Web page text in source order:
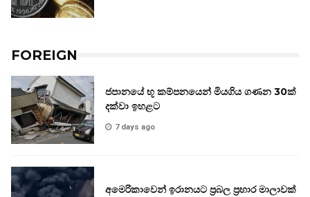
FOREIGN
ජපානයේ භූ කම්පනයෙන් මියගිය ගණන 30ක්
දක්වා ඉහළට
7 days ago
අමෙරිකාවෙන් ඉරානයට ප්‍රබල ප්‍රහාර මාලාවක්